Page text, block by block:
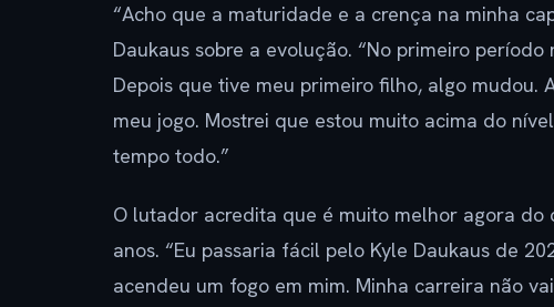
“Acho que a maturidade e a crença na minha
Daukaus sobre a evolução. “No primeiro
Depois que tive meu primeiro filho, algo mudou.
meu jogo. Mostrei que estou muito acima do
tempo todo.”
O lutador acredita que é muito melhor agora
anos. “Eu passaria fácil pelo Kyle Daukaus de
acendeu um fogo em mim. Minha carreira não